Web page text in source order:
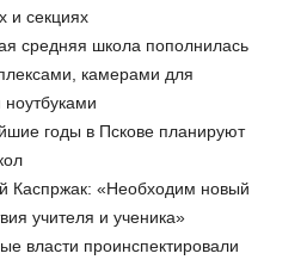
и секциях
средняя школа пополнилась
камерами для
годы в Пскове планируют
Каспржак: «Необходим новый
учителя и ученика»
власти проинспектировали